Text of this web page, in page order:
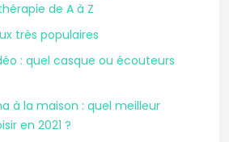
de A à Z
très populaires
: quel casque ou écouteurs
à la maison : quel meilleur
en 2021 ?